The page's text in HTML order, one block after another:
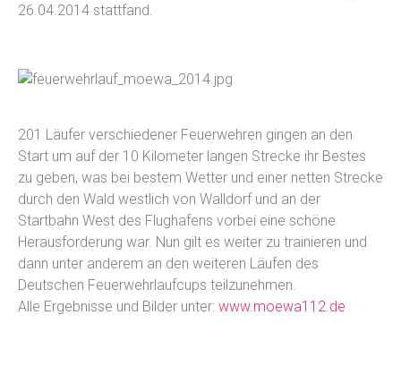
26.04.2014 stattfand.
201 Läufer verschiedener Feuerwehren gingen an den
Start um auf der 10 Kilometer langen Strecke ihr Bestes
zu geben, was bei bestem Wetter und einer netten Strecke
durch den Wald westlich von Walldorf und an der
Startbahn West des Flughafens vorbei eine schöne
Herausforderung war. Nun gilt es weiter zu trainieren und
dann unter anderem an den weiteren Läufen des
Deutschen Feuerwehrlaufcups teilzunehmen.
Alle Ergebnisse und Bilder unter: www.moewa112.de